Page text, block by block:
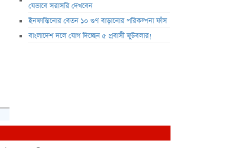
যেভাবে সরাসরি দেখবেন
ইনফান্তিনোর বেতন ১০ গুণ বাড়ানোর পরিকল্পনা ফাঁস
বাংলাদেশ দলে যোগ দিচ্ছেন ৫ প্রবাসী ফুটবলার!